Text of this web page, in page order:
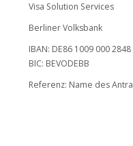
Visa Solution Services
Berliner Volksbank
IBAN: DE86 1009 000
BIC: BEVODEBB
Referenz: Name des